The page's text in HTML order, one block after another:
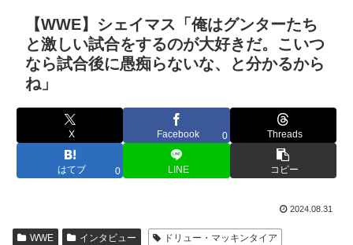
【WWE】シェイマス「俺はグンターたち
と激しい試合をするのが大好きだ。こいつ
なら試合後に愚痴らないな、と分かるから
ね」
X Facebook 0 Threads
はてブ 0 LINE コピー
2024.08.31
WWE インタビュー
ドリュー・マッキンタイア